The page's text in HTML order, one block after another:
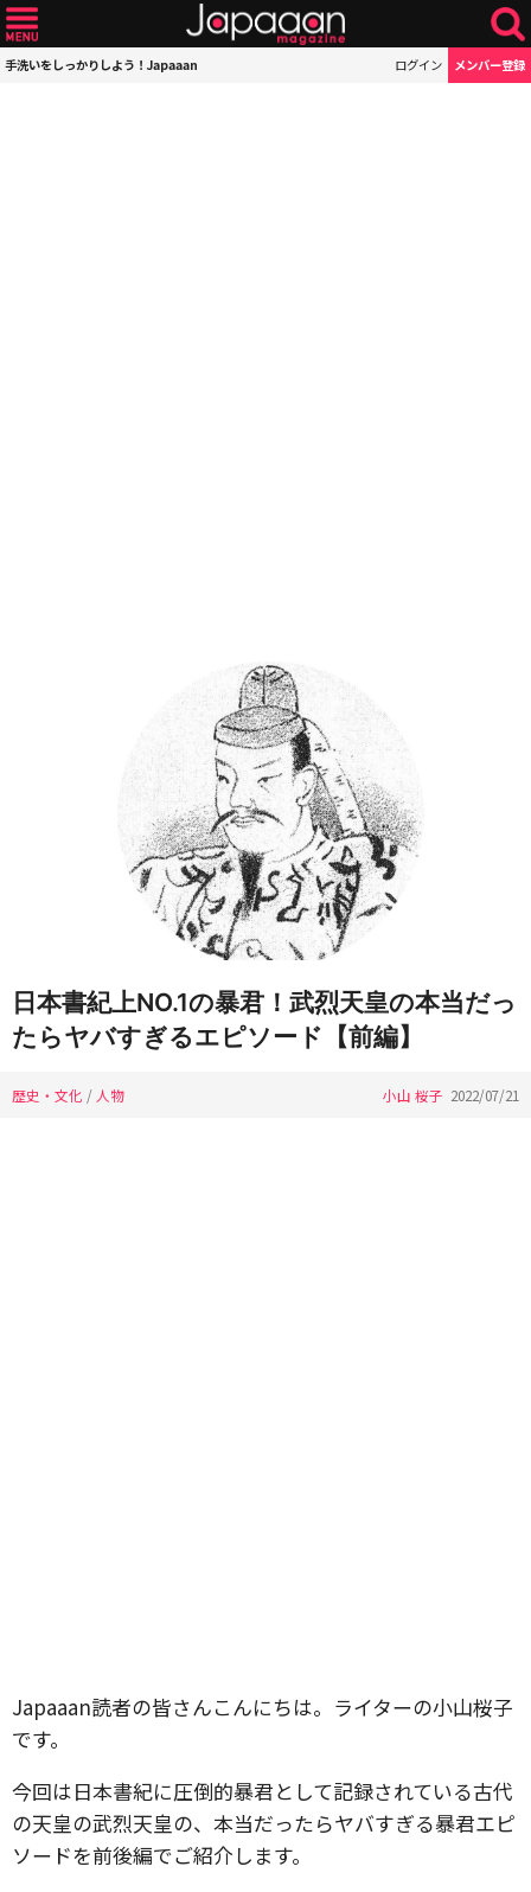
手洗いをしっかりしよう！Japaaan ログイン メンバー登録
日本書紀上NO.1の暴君！武烈天皇の本当だっ
たらヤバすぎるエピソード【前編】
歴史・文化 / 人物 小山 桜子 2022/07/21
Japaaan読者の皆さんこんにちは。ライターの小山桜子
です。
今回は日本書紀に圧倒的暴君として記録されている古代
の天皇の武烈天皇の、本当だったらヤバすぎる暴君エピ
ソードを前後編でご紹介します。